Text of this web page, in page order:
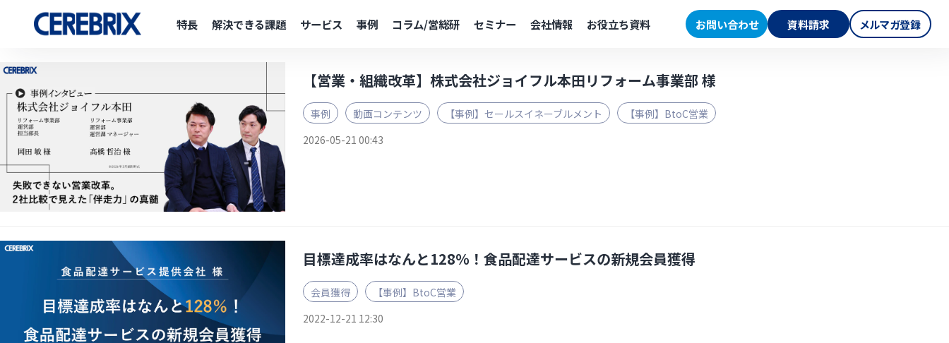
特長 解決できる課題 サービス 事例 コラム/営総研 セミナー 会社情報 お役立ち資料 お問い合わせ 資料請求 メルマガ登録
【営業・組織改革】株式会社ジョイフル本田リフォーム事業部 様
事例 動画コンテンツ 【事例】セールスイネーブルメント
【事例】BtoC営業
2026-05-21 00:43
目標達成率はなんと128％！食品配達サービスの新規会員獲得
会員獲得
【事例】BtoC営業
2022-12-21 12:30